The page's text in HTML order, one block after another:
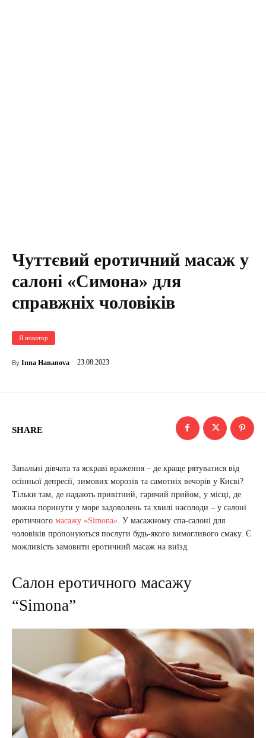
Чуттєвий еротичний масаж у
салоні «Симона» для
справжніх чоловіків
Я новатор
By Inna Hananova 23.08.2023
SHARE
Запальні дівчата та яскраві враження – де краще рятуватися від
осінньої депресії, зимових морозів та самотніх вечорів у Києві?
Тільки там, де надають привітний, гарячий прийом, у місці, де
можна поринути у море задоволень та хвилі насолоди – у салоні
еротичного масажу «Simona» . У масажному спа-салоні для
чоловіків пропонуються послуги будь-якого вимогливого смаку. Є
можливість замовити еротичний масаж на виїзд.
Салон еротичного масажу
“Simona”